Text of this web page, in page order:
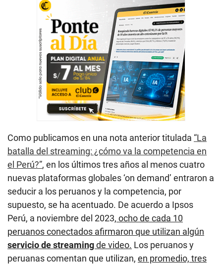
Como publicamos en una nota anterior titulada “La
batalla del streaming: ¿cómo va la competencia en
el Perú?”, en los últimos tres años al menos cuatro
nuevas plataformas globales ‘on demand’ entraron a
seducir a los peruanos y la competencia, por
supuesto, se ha acentuado. De acuerdo a Ipsos
Perú, a noviembre del 2023, ocho de cada 10
peruanos conectados afirmaron que utilizan algún
servicio de streamingde video. Los peruanos y
peruanas comentan que utilizan, en promedio, tres